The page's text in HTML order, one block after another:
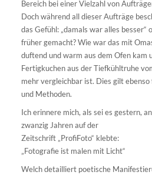
Bereich bei einer Vielzahl von
Doch während all dieser Aufträge
das Gefühl: „damals war alles besser“
früher gemacht? Wie war das mit
duftend und warm aus dem Ofen kam
Fertigkuchen aus der Tiefkühltruhe
mehr vergleichbar ist. Dies gilt
und Methoden.
Ich erinnere mich, als sei es gestern,
zwanzig Jahren auf der
Zeitschrift „ProfiFoto“ klebte:
„Fotografie ist malen mit Licht“
Welch detailliert poetische